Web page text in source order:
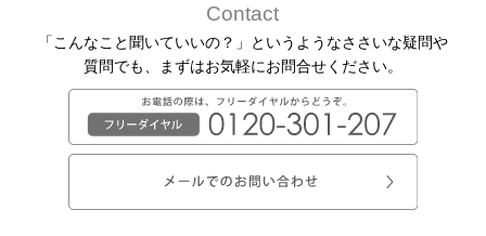
Contact
「こんなこと聞いていいの？」というようなささいな疑問や
質問でも、
まずはお気軽にお問合せください。